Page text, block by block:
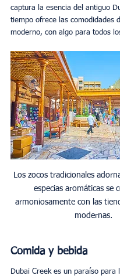
captura la esencia del antiguo
tiempo ofrece las comodidades
moderno, con algo para todos
Los zocos tradicionales
especias aromáticas se
armoniosamente con las
modernas.
Comida y bebida
Dubai Creek es un paraíso para